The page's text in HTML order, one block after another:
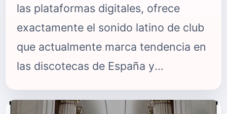
las plataformas digitales, ofrece
exactamente el sonido latino de club
que actualmente marca tendencia en
las discotecas de España y
grooves de reguetón limpios y un